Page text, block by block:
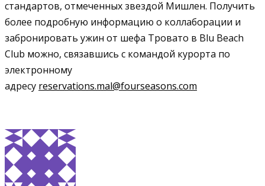
стандартов, отмеченных звездой Мишлен. Получить
более подробную информацию о коллаборации и
забронировать ужин от шефа Тровато в Blu Beach
Club можно, связавшись с командой курорта по
электронному
адресу reservations.mal@fourseasons.com